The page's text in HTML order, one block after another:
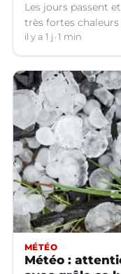
Les jours passent
très fortes
Jusqu’à quand ?
il y a 1 j 1 min
MÉTÉO
Météo :